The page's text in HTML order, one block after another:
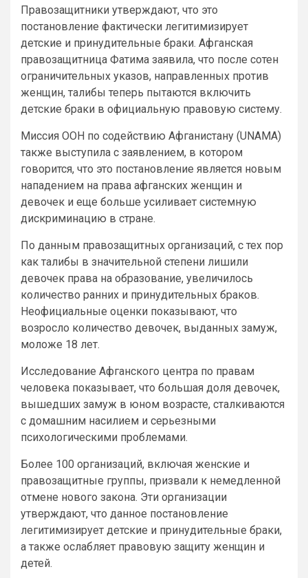
Правозащитники утверждают, что это
постановление фактически легитимизирует
детские и принудительные браки. Афганская
правозащитница Фатима заявила, что после сотен
ограничительных указов, направленных против
женщин, талибы теперь пытаются включить
детские браки в официальную правовую систему.
Миссия ООН по содействию Афганистану (UNAMA)
также выступила с заявлением, в котором
говорится, что это постановление является новым
нападением на права афганских женщин и
девочек и еще больше усиливает системную
дискриминацию в стране.
По данным правозащитных организаций, с тех пор
как талибы в значительной степени лишили
девочек права на образование, увеличилось
количество ранних и принудительных браков.
Неофициальные оценки показывают, что
возросло количество девочек, выданных замуж,
моложе 18 лет.
Исследование Афганского центра по правам
человека показывает, что большая доля девочек,
вышедших замуж в юном возрасте, сталкиваются
с домашним насилием и серьезными
психологическими проблемами.
Более 100 организаций, включая женские и
правозащитные группы, призвали к немедленной
отмене нового закона. Эти организации
утверждают, что данное постановление
легитимизирует детские и принудительные браки,
а также ослабляет правовую защиту женщин и
детей.